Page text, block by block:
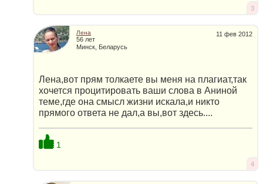
3
11 фев 2012
Лена
56 лет
Минск, Беларусь
Лена,вот прям толкаете вы меня на плагиат,так
хочется процитировать ваши слова в Аниной
теме,где она смысл жизни искала,и никто
прямого ответа не дал,а вы,вот здесь....
1
4